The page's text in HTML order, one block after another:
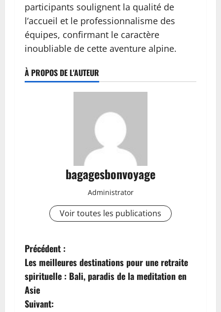
participants soulignent la qualité de
l’accueil et le professionnalisme des
équipes, confirmant le caractère
inoubliable de cette aventure alpine.
À PROPOS DE L'AUTEUR
bagagesbonvoyage
Administrator
Voir toutes les publications
N
a
v
Précédent :
Les meilleures destinations pour une retraite
spirituelle : Bali, paradis de la meditation en
Asie
Suivant: